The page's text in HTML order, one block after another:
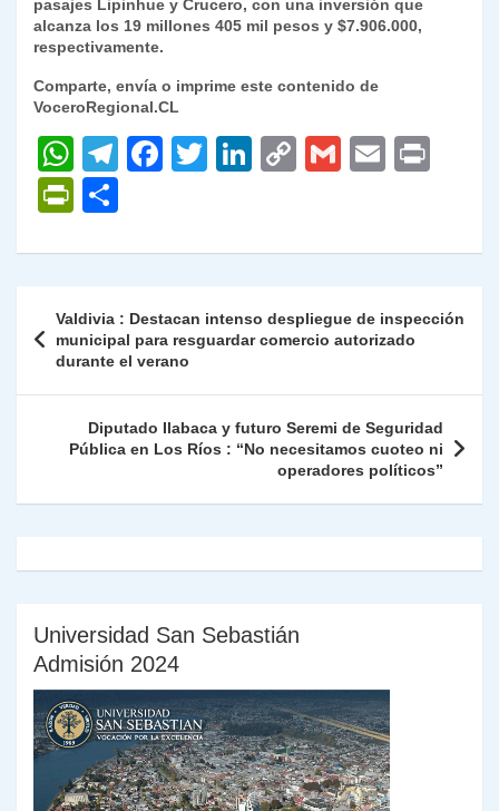
pasajes Lipinhue y Crucero, con una inversión que
alcanza los 19 millones 405 mil pesos y $7.906.000,
respectivamente.
Comparte, envía o imprime este contenido de
VoceroRegional.CL
W
h
at
s
p
p
T
gr
m
F
e
o
o
k
T
er
Li
e
n
C
y
n
G
l
E
l
P
nt
Fr
ie
n
dl
y
m
p
ar
tir
de
entradas
Valdivia : Destacan intenso despliegue de inspección
municipal para resguardar comercio autorizado
durante el verano
Diputado Ilabaca y futuro Seremi de Seguridad
Pública en Los Ríos : “No necesitamos cuoteo ni
operadores políticos”
Universidad San Sebastián
Admisión 2024